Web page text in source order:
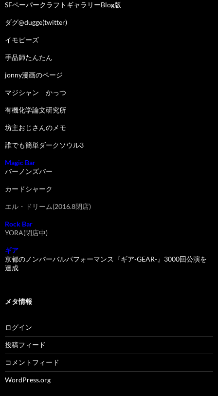
SFペーパークラフトギャラリーBlog版
ダグ@dugge(twitter)
イモピーズ
手品師たんたん
jonny漫画のページ
マジシャン かっつ
有機化学論文研究所
坊主おじさんのメモ
誰でも簡単ダークソウル3
Magic Bar
バーノンズバー
カードシャーク
エル・ドリーム(2016.8閉店)
Rock Bar
YORA(閉店中)
ギア
京都のノンバーバルパフォーマンス『ギア-GEAR-』3000回公演を
達成
メタ情報
ログイン
投稿フィード
コメントフィード
WordPress.org